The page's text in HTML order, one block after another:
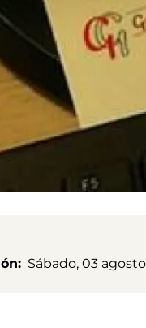
Sábado, 03